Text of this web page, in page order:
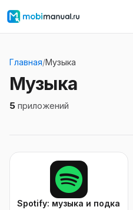
Главная/Музыка
Музыка
5 приложений
Spotify: музыка и подкасты